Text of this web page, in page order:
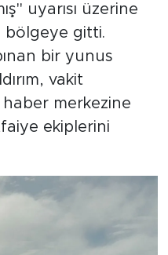
uyarısı üzerine
bölgeye gitti.
bir yunus
vakit
merkezine
ekiplerini